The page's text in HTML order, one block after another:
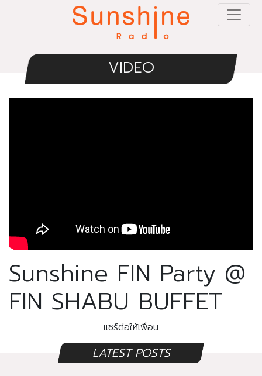
VIDEO
Sunshine FIN Party @
FIN SHABU BUFFET
แชร์ต่อให้เพื่อน
LATEST POSTS